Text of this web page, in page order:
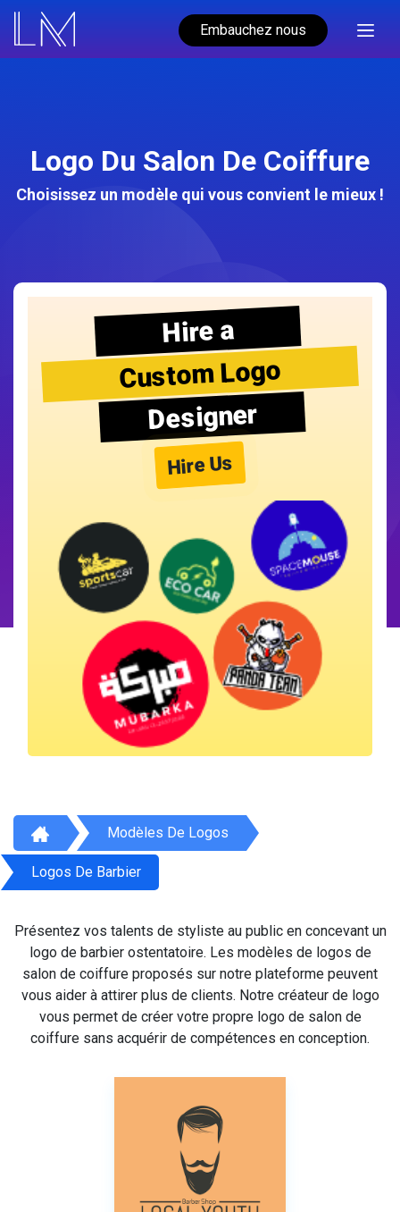
Embauchez nous
Logo Du Salon De Coiffure
Choisissez un modèle qui vous convient le mieux !
Hire a
Custom Logo
Designer
Hire Us
Modèles De Logos
Logos De Barbier
Présentez vos talents de styliste au public en concevant un
logo de barbier ostentatoire. Les modèles de logos de
salon de coiffure proposés sur notre plateforme peuvent
vous aider à attirer plus de clients. Notre créateur de logo
vous permet de créer votre propre logo de salon de
coiffure sans acquérir de compétences en conception.